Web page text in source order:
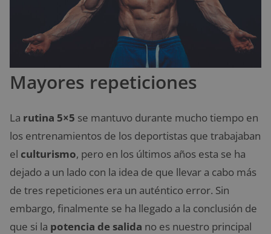
Mayores repeticiones
La rutina 5×5 se mantuvo durante mucho tiempo en
los entrenamientos de los deportistas que trabajaban
el culturismo, pero en los últimos años esta se ha
dejado a un lado con la idea de que llevar a cabo más
de tres repeticiones era un auténtico error. Sin
embargo, finalmente se ha llegado a la conclusión de
que si la potencia de salida no es nuestro principal